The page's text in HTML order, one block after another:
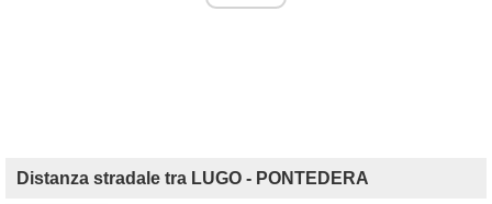
Distanza stradale tra LUGO - PONTEDERA